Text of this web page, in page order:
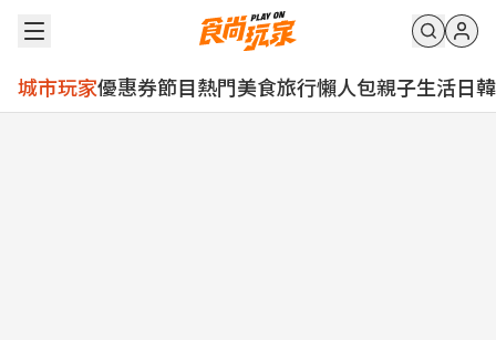
城市玩家優惠券節目熱門美食旅行懶人包親子生活日韓